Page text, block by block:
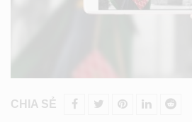
CHIA SẺ